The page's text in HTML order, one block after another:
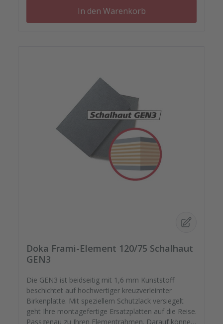
Reparaturplättchen.In den Warenkorb
Doka Frami-Element 120/75 Schalhaut
GEN3
Die GEN3 ist beidseitig mit 1,6 mm Kunststoff
beschichtet auf hochwertiger kreuzverleimter
Birkenplatte. Mit speziellem Schutzlack versiegelt
geht Ihre montagefertige Ersatzplatten auf die Reise.
Passgenau zu Ihren Elementrahmen. Darauf können